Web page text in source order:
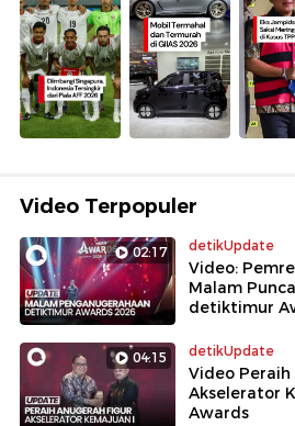
Video Terpopuler
02:17 detikUpdate
Video:
Malam
detiktimur
04:15 detikUpdate
Video
Akselerator
Awards